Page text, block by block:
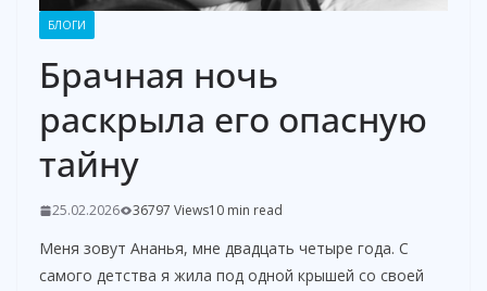
БЛОГИ
Брачная ночь
раскрыла его опасную
тайну
25.02.2026 36797 Views10 min read
Меня зовут Ананья, мне двадцать четыре года. С
самого детства я жила под одной крышей со своей